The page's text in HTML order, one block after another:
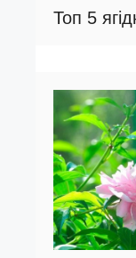
Топ 5